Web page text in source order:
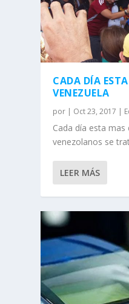
CADA DÍA
VENEZUELA
por | Oct 23, 2017 |
Cada día esta mas
venezolanos se
LEER MÁS